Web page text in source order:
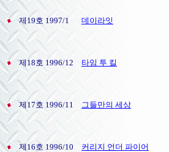
제19호 1997/1 데이라잇
제18호 1996/12 타임 투 킬
제17호 1996/11 그들만의 세상
제16호 1996/10 커리지 언더 파이어